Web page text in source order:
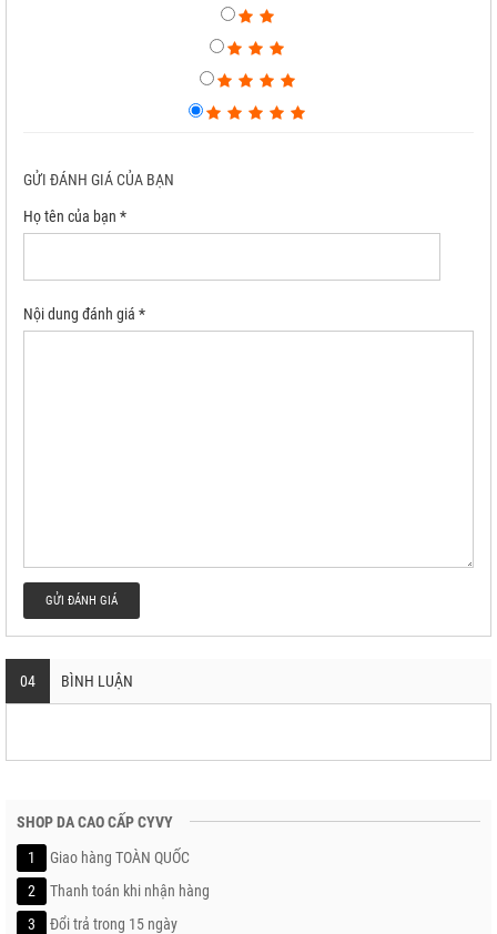
GỬI ĐÁNH GIÁ CỦA BẠN
Họ tên của bạn *
Nội dung đánh giá *
GỬI ĐÁNH GIÁ
04 BÌNH LUẬN
SHOP DA CAO CẤP CYVY
1
Giao hàng TOÀN QUỐC
2
Thanh toán khi nhận hàng
3
Đổi trả trong 15 ngày